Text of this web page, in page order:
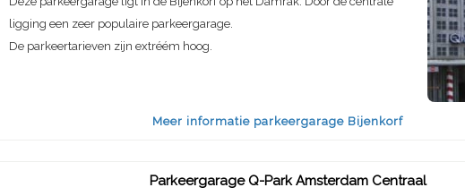
ligging een zeer populaire parkeergarage.
De parkeertarieven zijn extréém hoog.
Meer informatie parkeergarage Bijenkorf
Parkeergarage Q-Park Amsterdam Centraal